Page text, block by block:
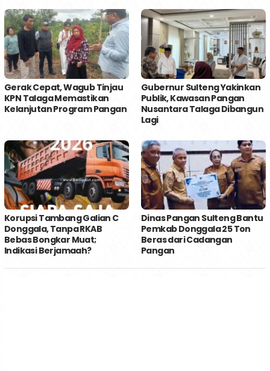
Gerak Cepat, Wagub Tinjau
KPN Talaga Memastikan
Kelanjutan Program Pangan
Gubernur Sulteng Yakinkan
Publik, Kawasan Pangan
Nusantara Talaga Dibangun
Lagi
Korupsi Tambang Galian C
Donggala, Tanpa RKAB
Bebas Bongkar Muat;
Indikasi Berjamaah?
Dinas Pangan Sulteng Bantu
Pemkab Donggala 25 Ton
Beras dari Cadangan
Pangan